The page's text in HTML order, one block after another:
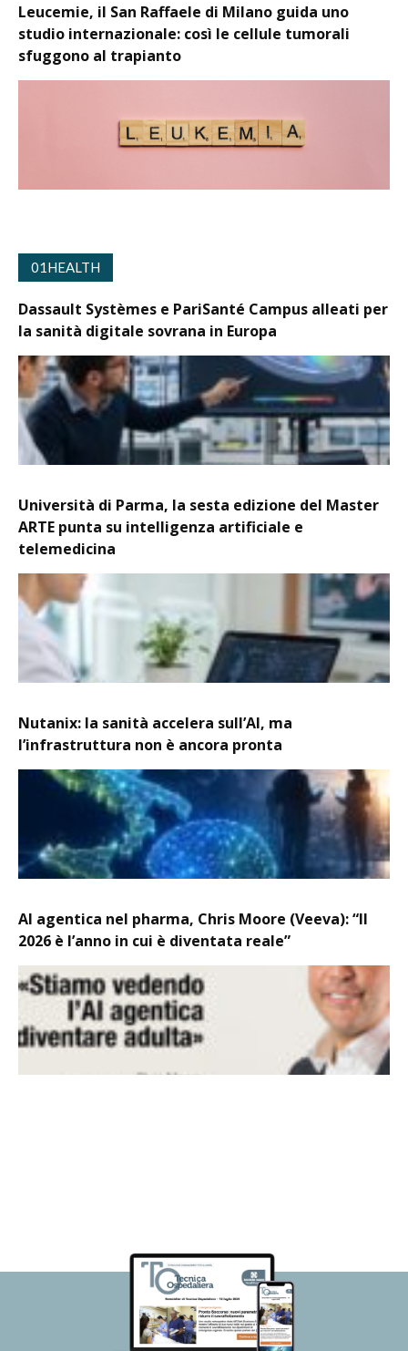
Leucemie, il San Raffaele di Milano guida uno
studio internazionale: così le cellule tumorali
sfuggono al trapianto
01HEALTH
Dassault Systèmes e PariSanté Campus alleati per
la sanità digitale sovrana in Europa
Università di Parma, la sesta edizione del Master
ARTE punta su intelligenza artificiale e
telemedicina
Nutanix: la sanità accelera sull’AI, ma
l’infrastruttura non è ancora pronta
AI agentica nel pharma, Chris Moore (Veeva): “Il
2026 è l’anno in cui è diventata reale”